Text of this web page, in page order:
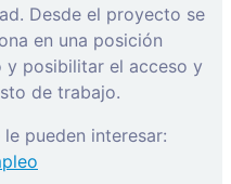
Desde el proyecto se
en una posición
y posibilitar el acceso y
de trabajo.
pueden interesar: